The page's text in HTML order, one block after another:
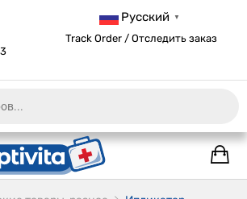
Русский ▼
Track Order / Отследить заказ